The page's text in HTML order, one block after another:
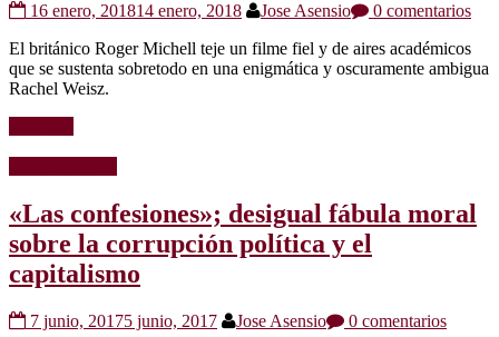
16 enero, 201814 enero, 2018 Jose Asensio
0 comentarios
El británico Roger Michell teje un filme fiel y de aires académicos
que se sustenta sobretodo en una enigmática y oscuramente ambigua
Rachel Weisz.
«Las confesiones»; desigual fábula moral
sobre la corrupción política y el
capitalismo
7 junio, 20175 junio, 2017 Jose Asensio
0 comentarios